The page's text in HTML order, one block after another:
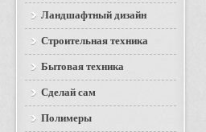
Ландшафтный дизайн
Строительная техника
Бытовая техника
Сделай сам
Полимеры